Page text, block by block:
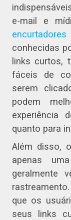
e-mail e
encurtadores
conhecidas
links curtos,
fáceis de
serem
podem
experiência
quanto para
Além disso,
apenas
geralmente
que os
seus links